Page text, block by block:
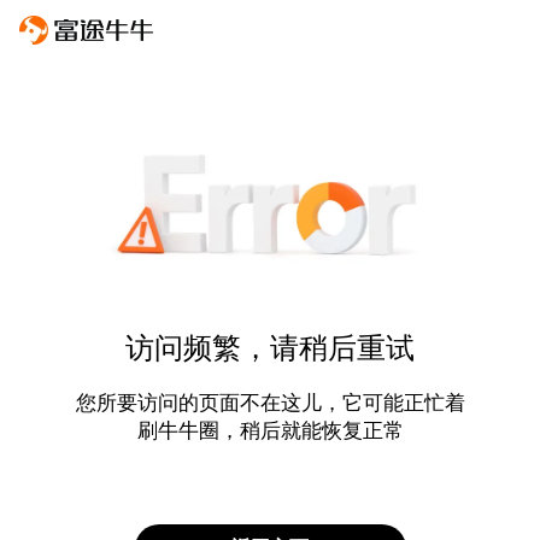
访问频繁，请稍后重试
您所要访问的页面不在这儿，它可能正忙着
刷牛牛圈，稍后就能恢复正常